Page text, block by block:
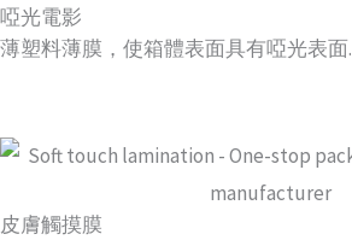
啞光電影
薄塑料薄膜，使箱體表面具有啞光表面.
皮膚觸摸膜